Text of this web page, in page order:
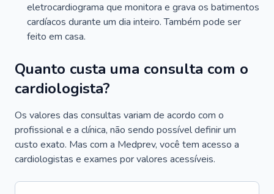
eletrocardiograma que monitora e grava os batimentos
cardíacos durante um dia inteiro. Também pode ser
feito em casa.
Quanto custa uma consulta com o
cardiologista?
Os valores das consultas variam de acordo com o
profissional e a clínica, não sendo possível definir um
custo exato. Mas com a Medprev, você tem acesso a
cardiologistas e exames por valores acessíveis.